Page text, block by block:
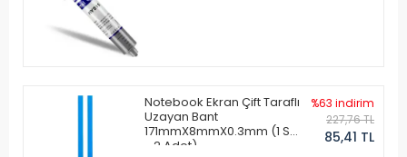
Notebook Ekran Çift Taraflı
Uzayan Bant
171mmX8mmX0.3mm (1 Set
- 2 Adet)
%63 indirim
227,76 TL
85,41 TL